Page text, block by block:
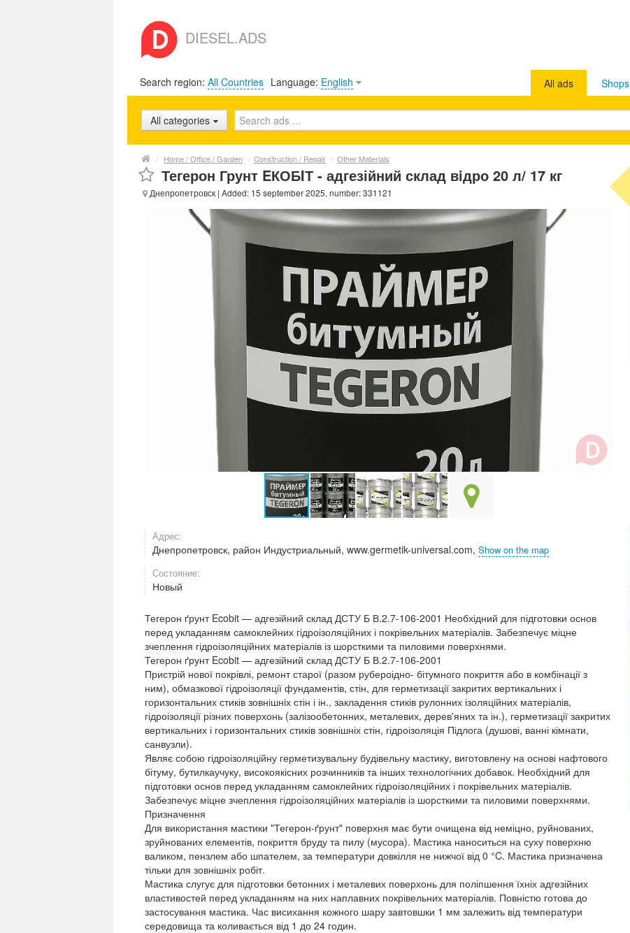
DIESEL.ADS
Search region: All Countries Language: English Shops
All ads
All categories
/ Home / Office / Garden / Construction / Repair / Other Materials
Тегерон Грунт EКОБIТ - адгезійний склад вiдро 20 л/ 17 кг
Днепропетровск | Added: 15 september 2025, number: 331121
Адрес:
Днепропетровск, район Индустриальный, www.germetik-universal.com, Show on the map
Состояние:
Новый
Тегерон ґрунт Ecobit — адгезійний склад ДСТУ Б В.2.7-106-2001 Необхідний для підготовки основ
перед укладанням самоклейних гідроізоляційних і покрівельних матеріалів. Забезпечує міцне
зчеплення гідроізоляційних матеріалів із шорсткими та пиловими поверхнями.
Тегерон ґрунт Ecobit — адгезійний склад ДСТУ Б В.2.7-106-2001
Пристрій нової покрівлі, ремонт старої (разом рубероідно- бітумного покриття або в комбінації з
ним), обмазкової гідроізоляції фундаментів, стін, для герметизації закритих вертикальних і
горизонтальних стиків зовнішніх стін і ін., закладення стиків рулонних ізоляційних матеріалів,
гідроізоляції різних поверхонь (залізообетонних, металевих, дерев'яних та ін.), герметизації закритих
вертикальних і горизонтальних стиків зовнішніх стін, гідроізоляція Підлога (душові, ванні кімнати,
санвузли).
Являє собою гідроізоляційну герметизувальну будівельну мастику, виготовлену на основі нафтового
бітуму, бутилкаучуку, високоякісних розчинників та інших технологічних добавок. Необхідний для
підготовки основ перед укладанням самоклейних гідроізоляційних і покрівельних матеріалів.
Забезпечує міцне зчеплення гідроізоляційних матеріалів із шорсткими та пиловими поверхнями.
Призначення
Для використання мастики "Тегерон-ґрунт" поверхня має бути очищена від неміцно, руйнованих,
зруйнованих елементів, покриття бруду та пилу (мусора). Мастика наноситься на суху поверхню
валиком, пензлем або шпателем, за температури довкілля не нижчої від 0 °C. Мастика призначена
тільки для зовнішніх робіт.
Мастика слугує для підготовки бетонних і металевих поверхонь для поліпшення їхніх адгезійних
властивостей перед укладанням на них наплавних покрівельних матеріалів. Повністю готова до
застосування мастика. Час висихання кожного шару завтовшки 1 мм залежить від температури
середовища та коливається від 1 до 24 годин.